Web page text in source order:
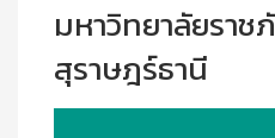
มหาวิทยาลัยราช
สุราษฎร์ธานี